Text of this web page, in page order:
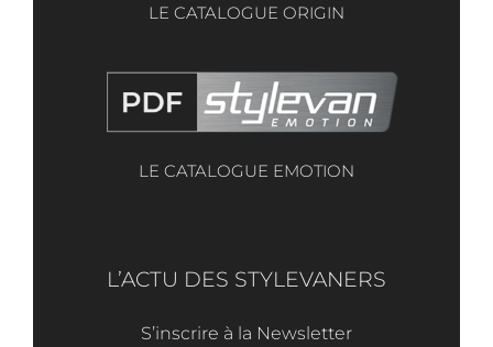
LE CATALOGUE ORIGIN
LE CATALOGUE EMOTION
L’ACTU DES STYLEVANERS
S’inscrire à la Newsletter